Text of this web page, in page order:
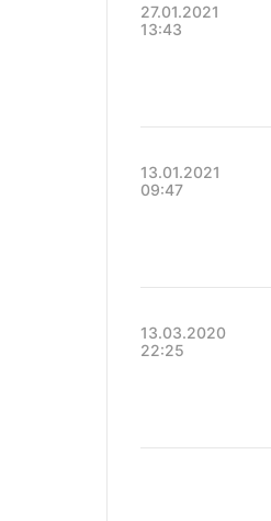
27.01.2021
13:43
13.01.2021
09:47
13.03.2020
22:25